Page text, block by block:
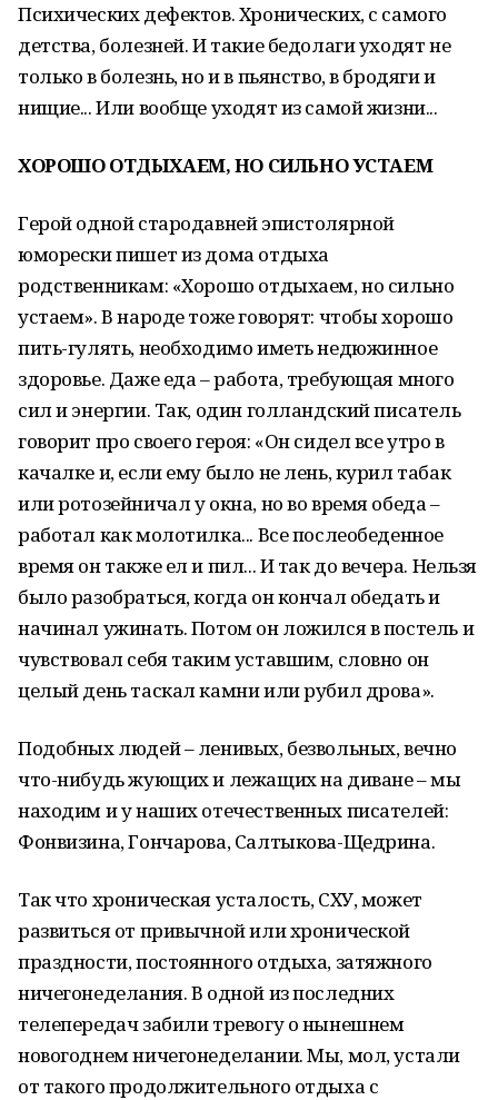
Психических дефектов. Хронических, с самого
детства, болезней. И такие бедолаги уходят не
только в болезнь, но и в пьянство, в бродяги и
нищие... Или вообще уходят из самой жизни...
ХОРОШО ОТДЫХАЕМ, НО СИЛЬНО УСТАЕМ
Герой одной стародавней эпистолярной
юморески пишет из дома отдыха
родственникам: «Хорошо отдыхаем, но сильно
устаем». В народе тоже говорят: чтобы хорошо
пить-гулять, необходимо иметь недюжинное
здоровье. Даже еда – работа, требующая много
сил и энергии. Так, один голландский писатель
говорит про своего героя: «Он сидел все утро в
качалке и, если ему было не лень, курил табак
или ротозейничал у окна, но во время обеда –
работал как молотилка... Все послеобеденное
время он также ел и пил... И так до вечера. Нельзя
было разобраться, когда он кончал обедать и
начинал ужинать. Потом он ложился в постель и
чувствовал себя таким уставшим, словно он
целый день таскал камни или рубил дрова».
Подобных людей – ленивых, безвольных, вечно
что-нибудь жующих и лежащих на диване – мы
находим и у наших отечественных писателей:
Фонвизина, Гончарова, Салтыкова-Щедрина.
Так что хроническая усталость, СХУ, может
развиться от привычной или хронической
праздности, постоянного отдыха, затяжного
ничегонеделания. В одной из последних
телепередач забили тревогу о нынешнем
новогоднем ничегонеделании. Мы, мол, устали
от такого продолжительного отдыха с